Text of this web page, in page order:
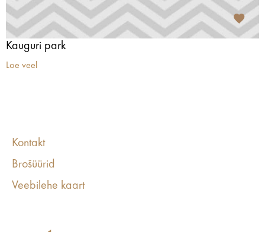
Kauguri park
Loe veel
Kontakt
Brošüürid
Veebilehe kaart